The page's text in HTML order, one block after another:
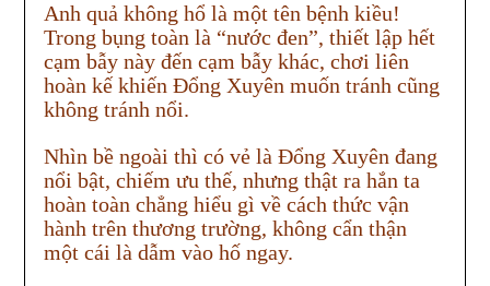
Anh quả không hổ là một tên bệnh kiều!
Trong bụng toàn là “nước đen”, thiết lập hết
cạm bẫy này đến cạm bẫy khác, chơi liên
hoàn kế khiến Đổng Xuyên muốn tránh cũng
không tránh nổi.
Nhìn bề ngoài thì có vẻ là Đổng Xuyên đang
nổi bật, chiếm ưu thế, nhưng thật ra hắn ta
hoàn toàn chẳng hiểu gì về cách thức vận
hành trên thương trường, không cẩn thận
một cái là dẫm vào hố ngay.